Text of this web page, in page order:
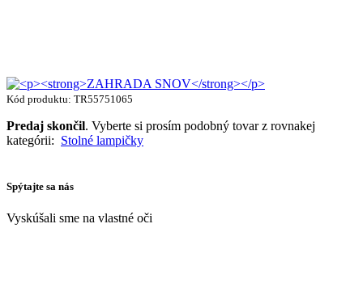
Kód produktu: TR55751065
Predaj skončil. Vyberte si prosím podobný tovar z rovnakej
kategórii: Stolné lampičky
Spýtajte sa nás
Vyskúšali sme na vlastné oči